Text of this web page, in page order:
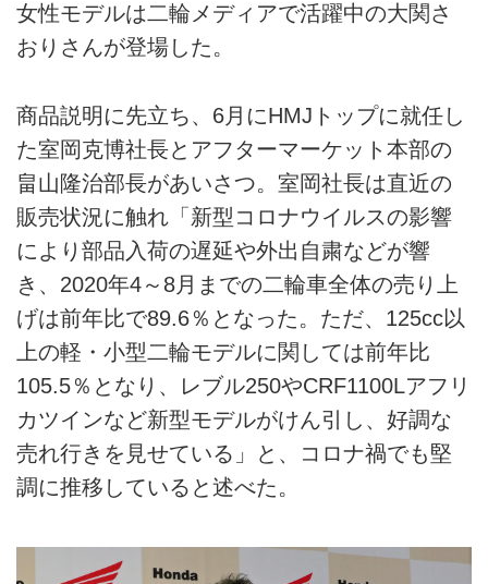
女性モデルは二輪メディアで活躍中の大関さ
おりさんが登場した。
商品説明に先立ち、6月にHMJトップに就任し
た室岡克博社長とアフターマーケット本部の
畠山隆治部長があいさつ。室岡社長は直近の
販売状況に触れ「新型コロナウイルスの影響
により部品入荷の遅延や外出自粛などが響
き、2020年4～8月までの二輪車全体の売り上
げは前年比で89.6％となった。ただ、125cc以
上の軽・小型二輪モデルに関しては前年比
105.5％となり、レブル250やCRF1100Lアフリ
カツインなど新型モデルがけん引し、好調な
売れ行きを見せている」と、コロナ禍でも堅
調に推移していると述べた。